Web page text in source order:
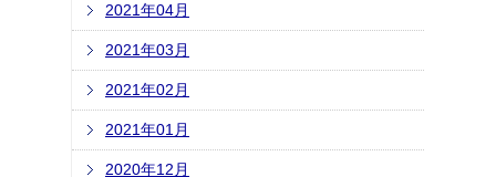
2021年04月
2021年03月
2021年02月
2021年01月
2020年12月